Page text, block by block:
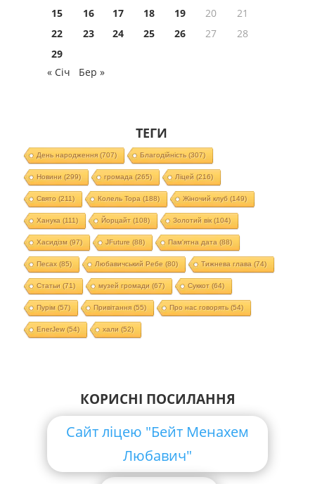
15
16 17 18 19 20
21
22
23 24 25 26 27
28
29
« Січ
Бер »
ТЕГИ
День народження(707) Благодійність (307)
Новини (299) громада (265) Ліцей (216)
Свято (211) Колель Тора (188) Жіночий клуб (149)
Ханука (111) Йорцайт (108) Золотий вік(104)
Хасидізм (97) JFuture (88) Пам'ятна дата (88)
Песах(85) Любавичський Ребе (80) Тижнева глава (74)
Статьи (71) музей громади (67) Суккот (64)
Пурім (57) Привітання(55) Про нас говорять (54)
EnerJew(54) хали (52)
КОРИСНІ ПОСИЛАННЯ
Сайт ліцею "Бейт Менахем
Любавич"